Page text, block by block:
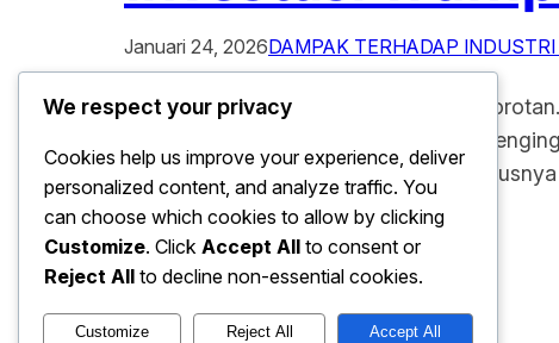
Januari 24, 2026DAMPAK TERHADAP
Investasi Trump di Industri Film Tuai
Langkah tersebut di nilai tidak biasa
keterlibatannya di sektor hiburan,
pelaku industri…
We respect your privacy
Cookies help us improve your experience, deliver
personalized content, and analyze traffic. You
can choose which cookies to allow by clicking
Customize. Click Accept All to consent or
Reject All to decline non-essential cookies.
Customize Reject All Accept All